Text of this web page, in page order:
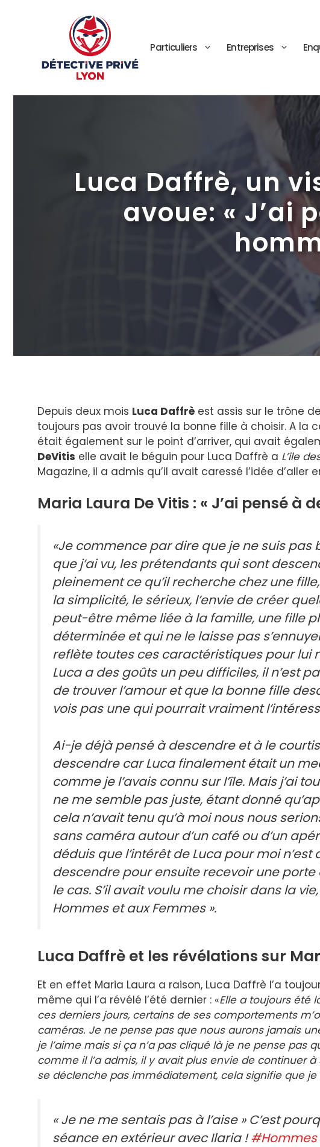
Particuliers Entreprises
Luca Daffrè, un
avoue: « J’ai
Depuis deux mois Luca Daffrè est assis sur le trône de
toujours pas avoir trouvé la bonne fille à choisir. A la
était également sur le point d’arriver, qui avait
DeVitis elle avait le béguin pour Luca Daffrè a L’île
Magazine, il a admis qu’il avait caressé l’idée
Maria Laura De Vitis : « J’ai pensé à
«Je commence par dire que je ne suis pas
que j’ai vu, les prétendants qui sont
pleinement ce qu’il recherche chez une
la simplicité, le sérieux, l’envie de créer
peut-être même liée à la famille, une fille
déterminée et qui ne le laisse pas
reflète toutes ces caractéristiques pour lui
Luca a des goûts un peu difficiles, il n’est
de trouver l’amour et que la bonne fille
vois pas une qui pourrait vraiment
Ai-je déjà pensé à descendre et à le
descendre car Luca finalement était un
comme je l’avais connu sur l’île. Mais j’ai
ne me semble pas juste, étant donné
cela n’avait tenu qu’à moi nous nous
sans caméra autour d’un café ou d’un
déduis que l’intérêt de Luca pour moi n’est
descendre pour ensuite recevoir une
le cas. S’il avait voulu me choisir dans la
Hommes et aux Femmes ».
Luca Daffrè et les révélations sur
Et en effet Maria Laura a raison, Luca Daffrè l’a
même qui l’a révélé l’été dernier : «Elle a toujours été
ces derniers jours, certains de ses comportements
caméras. Je ne pense pas que nous aurons jamais
je l’aime mais si ça n’a pas cliqué là je ne pense pas
comme il l’a admis, il y avait plus envie de continuer
se déclenche pas immédiatement, cela signifie que je
« Je ne me sentais pas à l’aise » C’est
séance en extérieur avec Ilaria !